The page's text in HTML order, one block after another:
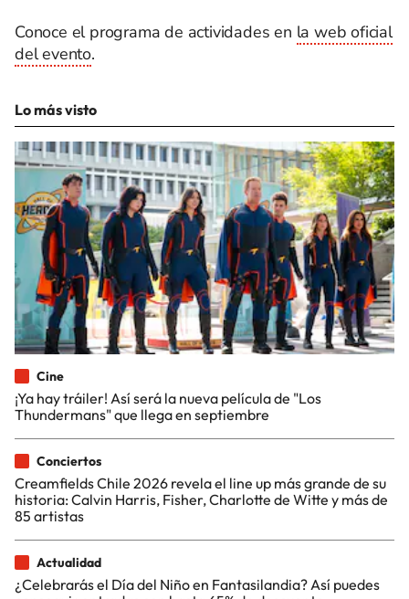
Conoce el programa de actividades en la web oficial
del evento.
Lo más visto
Cine
¡Ya hay tráiler! Así será la nueva película de "Los
Thundermans" que llega en septiembre
Conciertos
Creamfields Chile 2026 revela el line up más grande de su
historia: Calvin Harris, Fisher, Charlotte de Witte y más de
85 artistas
Actualidad
¿Celebrarás el Día del Niño en Fantasilandia? Así puedes